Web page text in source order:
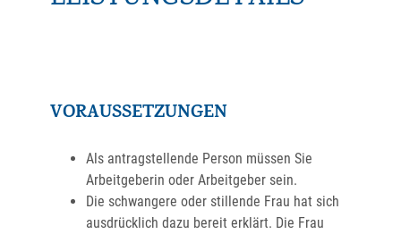
VORAUSSETZUNGEN
Als antragstellende Person müssen Sie
Arbeitgeberin oder Arbeitgeber sein.
Die schwangere oder stillende Frau hat sich
ausdrücklich dazu bereit erklärt. Die Frau